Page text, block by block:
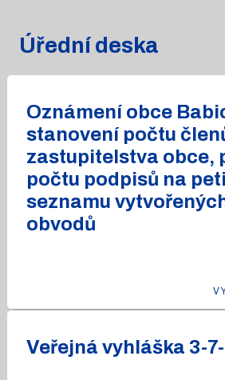
Úřední deska
Oznámení obce
stanovení počtu
zastupitelstva obce,
počtu podpisů na
seznamu
obvodů
Veřejná vyhláška 3-